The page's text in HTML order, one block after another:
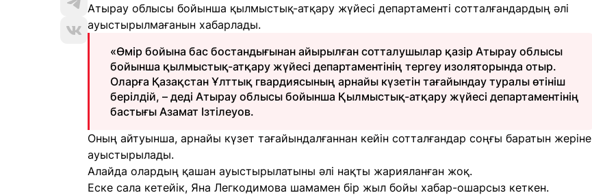
Атырау облысы бойынша қылмыстық-атқару жүйесі департаменті сотталғандардың әлі
ауыстырылмағанын хабарлады.
«Өмір бойына бас бостандығынан айырылған сотталушылар қазір Атырау облысы
бойынша қылмыстық-атқару жүйесі департаментінің тергеу изоляторында отыр.
Оларға Қазақстан Ұлттық гвардиясының арнайы күзетін тағайындау туралы өтініш
берілдій, – деді Атырау облысы бойынша Қылмыстық-атқару жүйесі департаментінің
бастығы Азамат Ізтілеуов.
Оның айтуынша, арнайы күзет тағайындалғаннан кейін сотталғандар соңғы баратын жеріне
ауыстырылады.
Алайда олардың қашан ауыстырылатыны әлі нақты жарияланған жоқ.
Еске сала кетейік, Яна Легкодимова шамамен бір жыл бойы хабар-ошарсыз кеткен.